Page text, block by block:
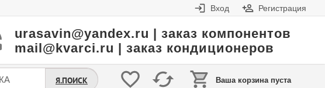
Вход Регистрация
urasavin@yandex.ru | заказ компонентов
mail@kvarci.ru | заказ кондиционеров
Ваша корзина пуста
Я.ПОИСК